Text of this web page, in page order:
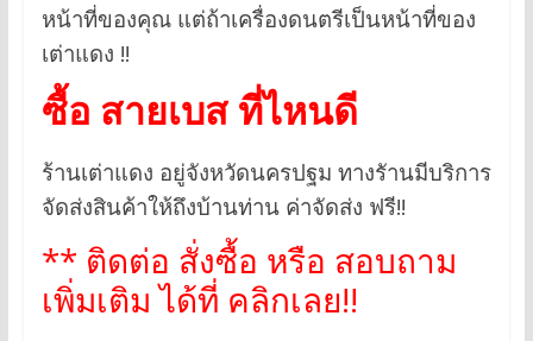
หน้าที่ของคุณ แต่ถ้าเครื่องดนตรีเป็นหน้าที่ของ
เต่าแดง !!
ซื้อ สายเบส ที่ไหนดี
ร้านเต่าแดง อยู่จังหวัดนครปฐม ทางรัานมีบริการ
จัดส่งสินค้าให้ถึงบ้านท่าน ค่าจัดส่ง ฟรี!!
** ติดต่อ สั่งซื้อ หรือ สอบถาม
เพิ่มเติม ได้ที่ คลิกเลย!!